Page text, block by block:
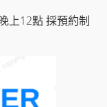
上12點 採預約制